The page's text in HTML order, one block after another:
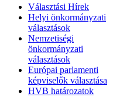
Választási Hírek
Helyi önkormányzati
választások
Nemzetiségi
önkormányzati
választások
Európai parlamenti
képviselők választása
HVB határozatok